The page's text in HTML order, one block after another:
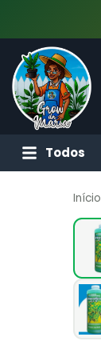
Todos
Início